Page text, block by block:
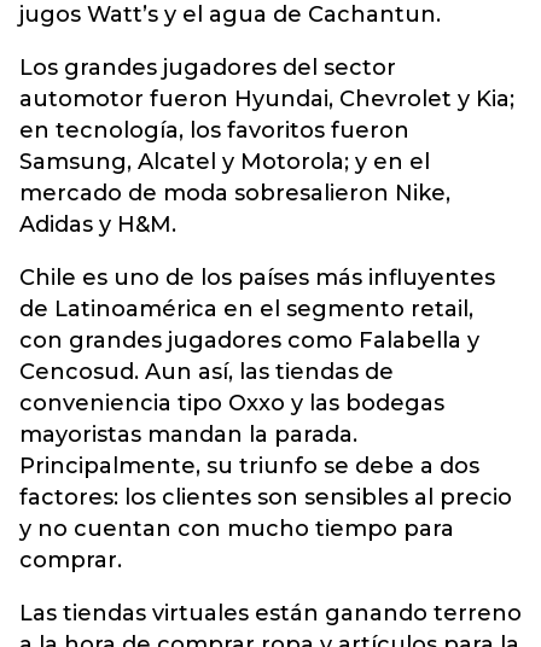
jugos Watt’s y el agua de Cachantun.
Los grandes jugadores del sector
automotor fueron Hyundai, Chevrolet y Kia;
en tecnología, los favoritos fueron
Samsung, Alcatel y Motorola; y en el
mercado de moda sobresalieron Nike,
Adidas y H&M.
Chile es uno de los países más influyentes
de Latinoamérica en el segmento retail,
con grandes jugadores como Falabella y
Cencosud. Aun así, las tiendas de
conveniencia tipo Oxxo y las bodegas
mayoristas mandan la parada.
Principalmente, su triunfo se debe a dos
factores: los clientes son sensibles al precio
y no cuentan con mucho tiempo para
comprar.
Las tiendas virtuales están ganando terreno